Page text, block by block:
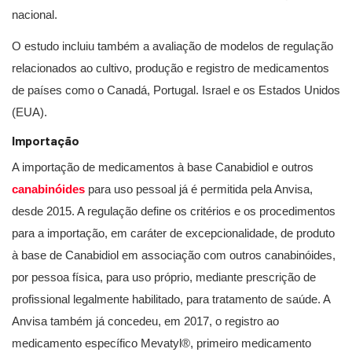
nacional.
O estudo incluiu também a avaliação de modelos de regulação
relacionados ao cultivo, produção e registro de medicamentos
de países como o Canadá, Portugal. Israel e os Estados Unidos
(EUA).
Importação
A importação de medicamentos à base Canabidiol e outros
canabinóides para uso pessoal já é permitida pela Anvisa,
desde 2015. A regulação define os critérios e os procedimentos
para a importação, em caráter de excepcionalidade, de produto
à base de Canabidiol em associação com outros canabinóides,
por pessoa física, para uso próprio, mediante prescrição de
profissional legalmente habilitado, para tratamento de saúde. A
Anvisa também já concedeu, em 2017, o registro ao
medicamento específico Mevatyl®, primeiro medicamento